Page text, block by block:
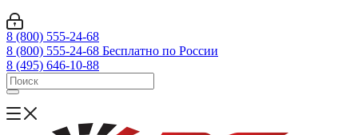
8 (800) 555-24-68
8 (800) 555-24-68 Бесплатно по России
8 (495) 646-10-88